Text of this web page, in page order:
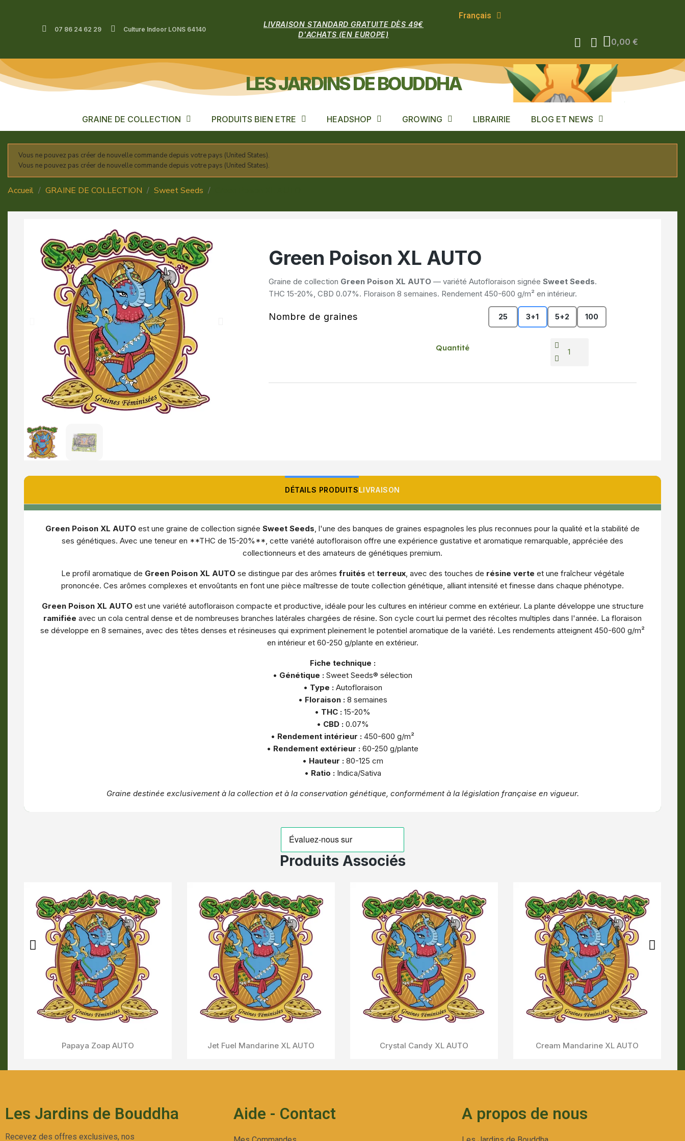
07 86 24 62 29 Culture Indoor LONS 64140
LIVRAISON STANDARD GRATUITE DÈS 49€
D'ACHATS (EN EUROPE)
Français
0,00 €
LES JARDINS DE BOUDDHA
GRAINE DE COLLECTION PRODUITS BIEN ETRE HEADSHOP GROWING LIBRAIRIE BLOG ET NEWS
Vous ne pouvez pas créer de nouvelle commande depuis votre pays (United States).
Vous ne pouvez pas créer de nouvelle commande depuis votre pays (United States).
Accueil GRAINE DE COLLECTION Sweet Seeds
Green Poison XL AUTO
Graine de collection Green Poison XL AUTO— variété Autofloraison signée Sweet Seeds.
THC 15-20%, CBD 0.07%. Floraison 8 semaines. Rendement 450-600 g/m² en intérieur.
Nombre de graines 25 3+1 5+2 100
Quantité
DÉTAILS PRODUITSLIVRAISON
Green Poison XL AUTO est une graine de collection signée Sweet Seeds, l'une des banques de graines espagnoles les plus reconnues pour la qualité et la stabilité de
ses génétiques. Avec une teneur en **THC de 15-20%**, cette variété autofloraison offre une expérience gustative et aromatique remarquable, appréciée des
collectionneurs et des amateurs de génétiques premium.
Le profil aromatique de Green Poison XL AUTOse distingue par des arômes fruités et terreux, avec des touches de résine verte et une fraîcheur végétale
prononcée. Ces arômes complexes et envoûtants en font une pièce maîtresse de toute collection génétique, alliant intensité et finesse dans chaque phénotype.
Green Poison XL AUTOest une variété autofloraison compacte et productive, idéale pour les cultures en intérieur comme en extérieur. La plante développe une structure
ramifiée avec un cola central dense et de nombreuses branches latérales chargées de résine. Son cycle court lui permet des récoltes multiples dans l'année. La floraison
se développe en 8 semaines, avec des têtes denses et résineuses qui expriment pleinement le potentiel aromatique de la variété. Les rendements atteignent 450-600 g/m²
en intérieur et 60-250 g/plante en extérieur.
Fiche technique :
• Génétique : Sweet Seeds® sélection
• Type :Autofloraison
• Floraison :8 semaines
• THC : 15-20%
• CBD :0.07%
• Rendement intérieur : 450-600 g/m²
• Rendement extérieur : 60-250 g/plante
• Hauteur :80-125 cm
• Ratio :Indica/Sativa
Graine destinée exclusivement à la collection et à la conservation génétique, conformément à la législation française en vigueur.
Produits Associés
Aperçu Rapide
Sweet Skunk AUTO Aperçu Rapide
Cream Caramel AUTO
Les Jardins de Bouddha
Recevez des offres exclusives, nos
Aide - Contact A propos de nous